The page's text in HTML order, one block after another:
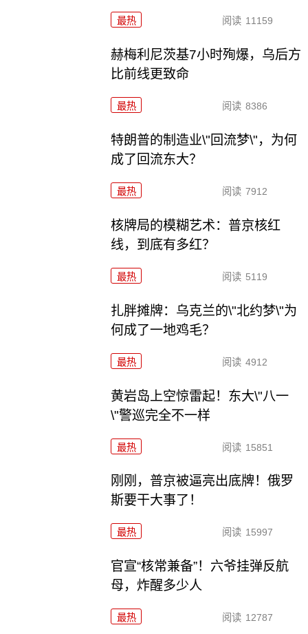
最热 阅读 11159
赫梅利尼茨基7小时殉爆，乌后方
比前线更致命
最热 阅读 8386
特朗普的制造业\"回流梦\"，为何
成了回流东大？
最热 阅读 7912
核牌局的模糊艺术：普京核红
线，到底有多红？
最热 阅读 5119
扎胖摊牌：乌克兰的\"北约梦\"为
何成了一地鸡毛？
最热 阅读 4912
黄岩岛上空惊雷起！东大\"八一
\"警巡完全不一样
最热 阅读 15851
刚刚，普京被逼亮出底牌！俄罗
斯要干大事了！
最热 阅读 15997
官宣“核常兼备”！六爷挂弹反航
母，炸醒多少人
最热 阅读 12787